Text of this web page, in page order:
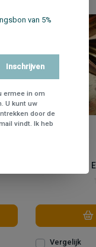
Su.B
Vergelijk
van 5%
Inschrijven
ermee in om
U kunt uw
door de
vindt. Ik heb